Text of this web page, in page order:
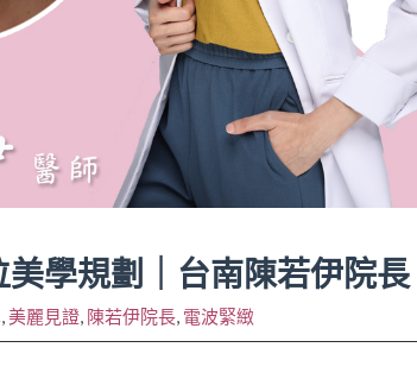
學規劃｜台南陳若伊院長
,美麗見證, 陳若伊院長, 電波緊緻